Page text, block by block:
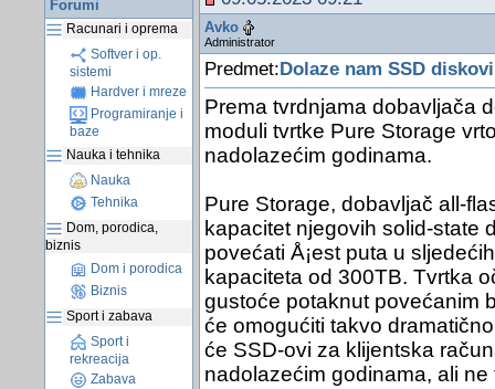
Forumi
Racunari i oprema
Softver i op.
sistemi
Hardver i mreze
Programiranje i
baze
Nauka i tehnika
Nauka
Tehnika
Dom, porodica,
biznis
Dom i porodica
Biznis
Sport i zabava
Sport i
rekreacija
Zabava
Avko
Administrator
Predmet: Dolaze nam SSD
Prema tvrdnjama dobavljača
moduli tvrtke Pure Storage
nadolazećim godinama.
Pure Storage, dobavljač all-
kapacitet njegovih solid-state
povećati Å¡est puta u
kapaciteta od 300TB. Tvrtka
gustoće potaknut povećanim
će omogućiti takvo
će SSD-ovi za klijentska
nadolazećim godinama, ali